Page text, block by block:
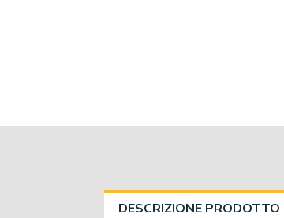
DESCRIZIONE PRODOTTO